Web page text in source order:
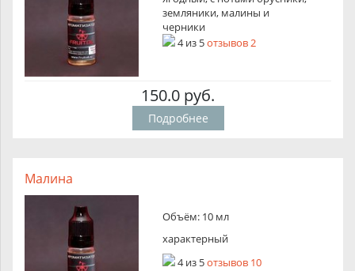
земляники, малины и
черники
4из 5отзывов 2
150.0 руб.
Подробнее
Малина
Объём: 10 мл
характерный
4из 5отзывов 10